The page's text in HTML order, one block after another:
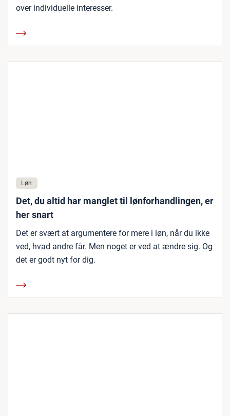
over individuelle interesser.
Løn
Det, du altid har manglet til lønforhandlingen, er
her snart
Det er svært at argumentere for mere i løn, når du ikke
ved, hvad andre får. Men noget er ved at ændre sig. Og
det er godt nyt for dig.